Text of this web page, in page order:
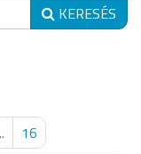
KERESÉS
16